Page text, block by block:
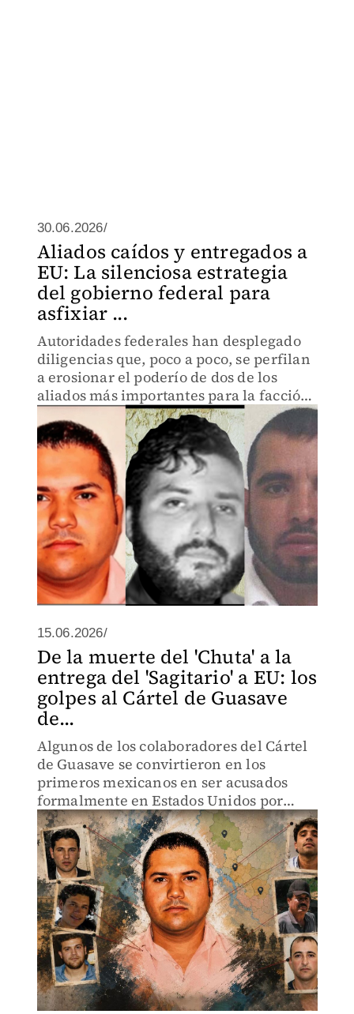
30.06.2026/
Aliados caídos y entregados a
EU: La silenciosa estrategia
del gobierno federal para
asfixiar ...
Autoridades federales han desplegado
diligencias que, poco a poco, se perfilan
a erosionar el poderío de dos de los
aliados más importantes para la facción
del Cártel de Sinaloa que encabeza
Ismael Zambada Sicairos.
15.06.2026/
De la muerte del 'Chuta' a la
entrega del 'Sagitario' a EU: los
golpes al Cártel de Guasave
de...
Algunos de los colaboradores del Cártel
de Guasave se convirtieron en los
primeros mexicanos en ser acusados
formalmente en Estados Unidos por
cargos relacionados al ‘narcoterrorismo’.